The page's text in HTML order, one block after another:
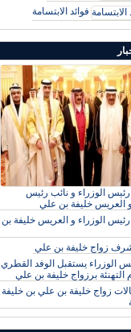
فوائد الابتسامة
رئيس الوزراء و نائب رئيس
و العريس خليفة بن علي
رئيس الوزراء و العريس خليفة بن
زواج خليفة بن علي
الوزراء يستقبل الوفد القطري
التهنئة برزواج خليفة بن علي
زواج خليفة بن علي بن خليفة